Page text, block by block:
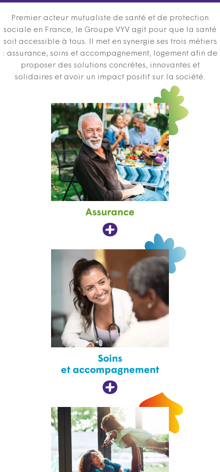
Premier acteur mutualiste de santé et de protection
sociale en France, le Groupe VYV agit pour que la santé
soit accessible à tous. Il met en synergie ses trois métiers
: assurance, soins et accompagnement, logement afin de
proposer des solutions concrètes, innovantes et
solidaires et avoir un impact positif sur la société.
Assurance
Soins
et accompagnement